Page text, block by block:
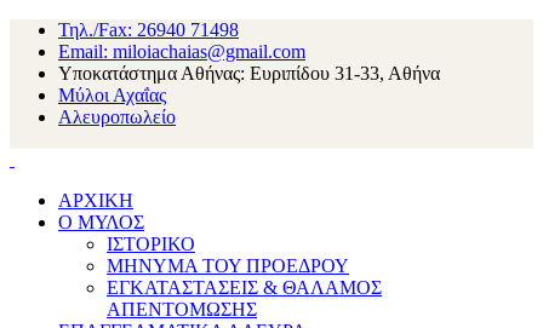
Τηλ./Fax: 26940 71498
Email: miloiachaias@gmail.com
Υποκατάστημα Αθήνας: Ευριπίδου 31-33, Αθήνα
Μύλοι Αχαΐας
Αλευροπωλείο
ΑΡΧΙΚΗ
Ο ΜΥΛΟΣ
ΙΣΤΟΡΙΚΟ
ΜΗΝΥΜΑ ΤΟΥ ΠΡΟΕΔΡΟΥ
ΕΓΚΑΤΑΣΤΑΣΕΙΣ & ΘΑΛΑΜΟΣ
ΑΠΕΝΤΟΜΩΣΗΣ